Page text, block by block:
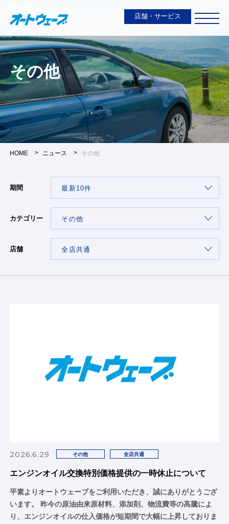
店舗・サービス
その他
HOME ニュース その他
期間
カテゴリー
店舗
2026.6.29 その他 全店共通
エンジンオイル交換特別価格提供の一時休止について
平素よりオートウェーブをご利用いただき、誠にありがとうござ
います。 昨今の原油由来原材料、添加剤、物流費等の高騰によ
り、エンジンオイルの仕入価格が短期間で大幅に上昇しておりま